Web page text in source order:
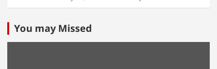
You may Missed